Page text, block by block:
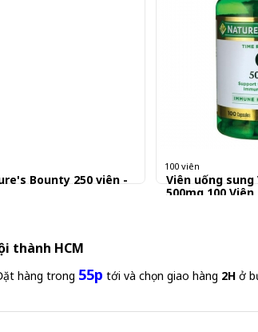
Bounty 250 viên -
100 viên
Viên uống
500mg 100 Viên
thành HCM
hàng trong 55p tới và chọn giao hàng 2H ở